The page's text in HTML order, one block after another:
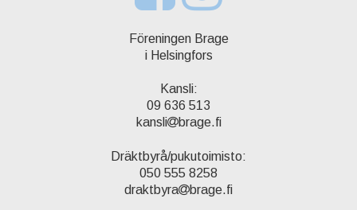
Föreningen Brage
i Helsingfors
Kansli:
09 636 513
kansli
brage.fi
Dräktbyrå/pukutoimisto:
050 555 8258
draktbyra
brage.fi